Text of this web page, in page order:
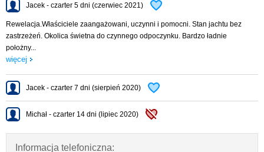
200 zł - deska SUP
300 zł - dodatkowe szkolenie (śluzowanie)
150 zł - rower / tydzień
100 zł - parking / tydzień
50 zł - kpl. pościeli / 1 os.
30 zł - zestaw ręczników duży + mały
Jacek - czarter 5 dni (czerwiec 2021)
Rewelacja.Właściciele zaangażowani, uczynni i pomocni. Stan jachtu bez
zastrzeżeń. Okolica świetna do czynnego odpoczynku. Bardzo ładnie
położny...
więcej
Jacek - czarter 7 dni (sierpień 2020)
Michał - czarter 14 dni (lipiec 2020)
Informacja telefoniczna: